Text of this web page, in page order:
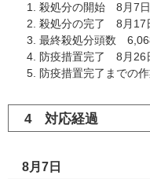
殺処分の開始 8月7
殺処分の完了 8月17
最終殺処分頭数
防疫措置完了 8月26
防疫措置完了までの
4 対応経過
8月7日